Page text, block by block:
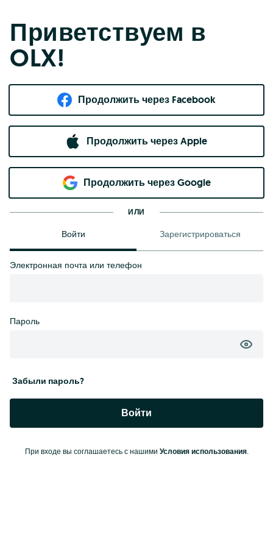
Приветствуем в
OLX!
Продолжить через Facebook
Продолжить через Apple
Продолжить через Google
ИЛИ
Войти Зарегистрироваться
Электронная почта или телефон
Пароль
Забыли пароль?
Войти
При входе вы соглашаетесь с нашими Условия использования.